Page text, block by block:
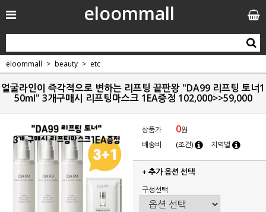
eloommall
eloommall beauty etc
얼굴라인이 즉각적으로 변하는 리프팅 끝판왕 "DA99 리프팅 토너1
50ml" 3개구매시 리프팅마스크 1EA증정 102,000>>59,000
상품가 0원
배송비
(조건) 지역별
+ 추가 옵션 선택
구성선택